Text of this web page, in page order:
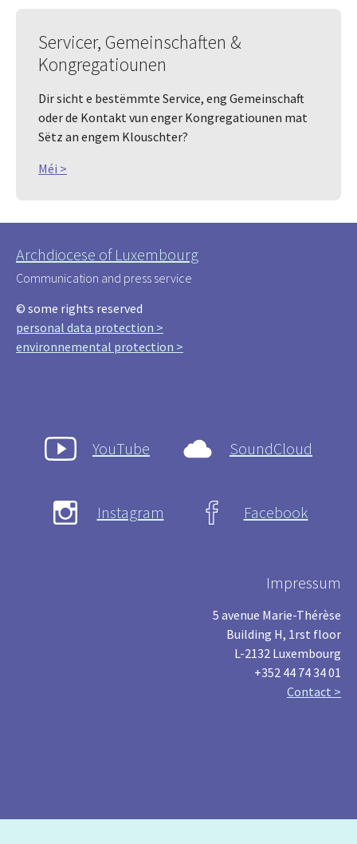
Servicer, Gemeinschaften &
Kongregatiounen
Dir sicht e bestëmmte Service, eng Gemeinschaft
oder de Kontakt vun enger Kongregatiounen mat
Sëtz an engem Klouschter?
Méi >
Archdiocese of Luxembourg
Communication and press service
© some rights reserved
personal data protection >
environnemental protection >
YouTube SoundCloud
Instagram Facebook
Impressum
5 avenue Marie-Thérèse
Building H, 1rst floor
L-2132 Luxembourg
+352 44 74 34 01
Contact >